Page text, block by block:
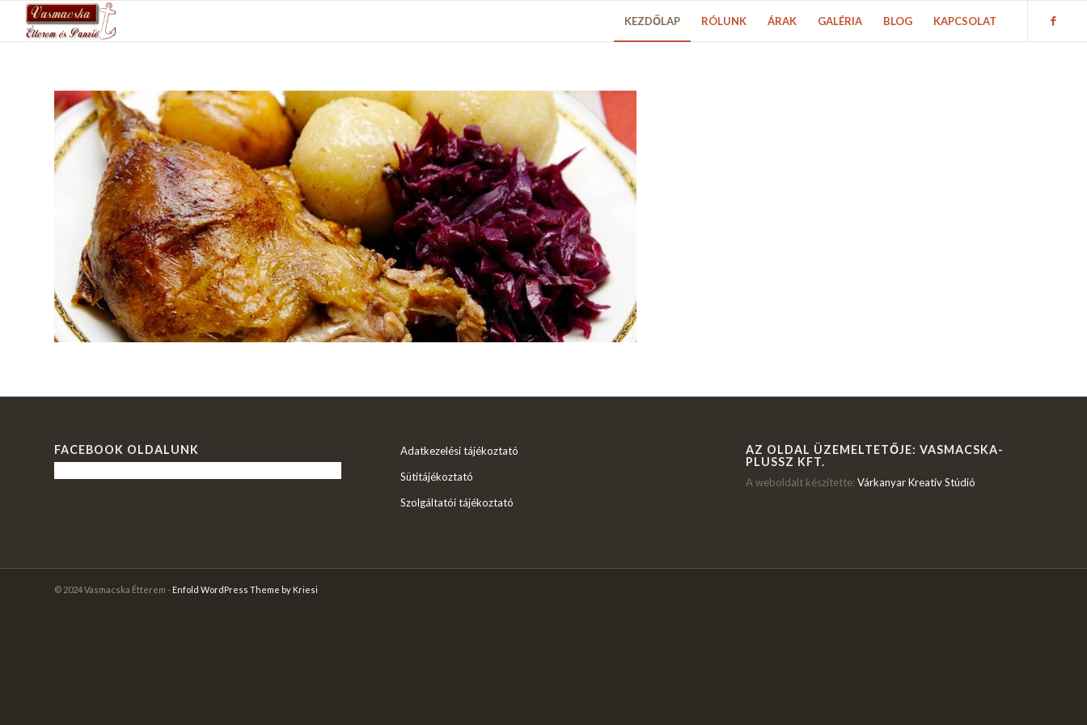
KEZDŐLAP RÓLUNK ÁRAK GALÉRIA BLOG KAPCSOLAT
FACEBOOK OLDALUNK Adatkezelési tájékoztató
Sütitájékoztató
Szolgáltatói tájékoztató
AZ OLDAL ÜZEMELTETŐJE: VASMACSKA-
PLUSSZ KFT.
A weboldalt készítette:Várkanyar Kreatív Stúdió
© 2024 Vasmacska Étterem - Enfold WordPress Theme by Kriesi